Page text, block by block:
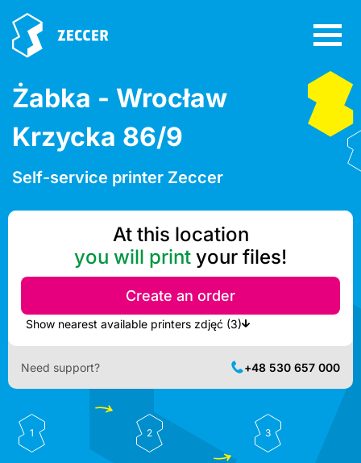
Żabka - Wrocław
Krzycka 86/9
Self-service printer Zeccer
At this location
you will print your files!
Create an order
Show nearest available printers zdjęć (3)
Need support? +48 530 657 000
1 2 3